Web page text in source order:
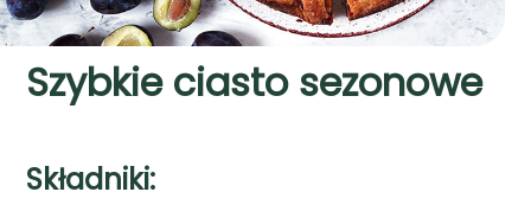
Szybkie ciasto sezonowe
Składniki: